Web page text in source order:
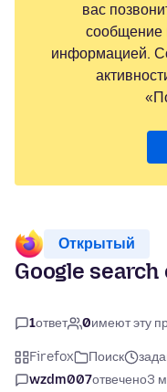
вас
сообщение
информацией.
Открытый
Google
1ответ 0имеют эту
Firefox Поиск
wzdm007отвечено3